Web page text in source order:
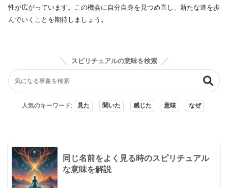
性が広がっています。この機会に自分自身を見つめ直し、新たな道を歩
んでいくことを期待しましょう。
スピリチュアルの意味を検索
人気のキーワード: 見た 聞いた 感じた 意味 なぜ
同じ名前をよく見る時のスピリチュアル
な意味を解説